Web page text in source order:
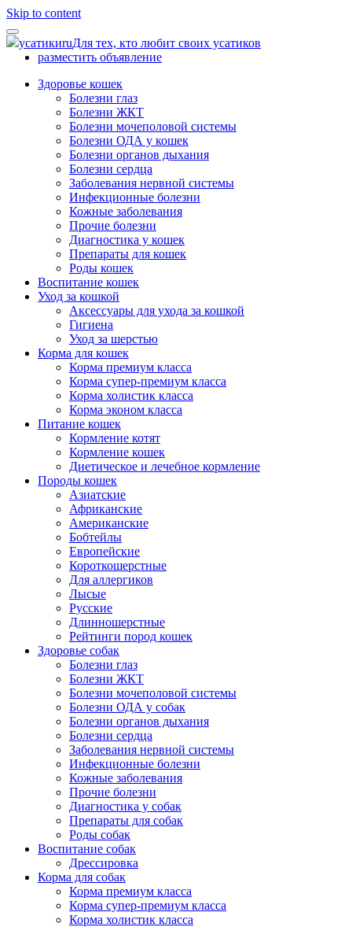
Skip to content
усатикиruДля тех, кто любит своих усатиков
разместить объявление
Здоровье кошек
Болезни глаз
Болезни ЖКТ
Болезни мочеполовой системы
Болезни ОДА у кошек
Болезни органов дыхания
Болезни сердца
Заболевания нервной системы
Инфекционные болезни
Кожные заболевания
Прочие болезни
Диагностика у кошек
Препараты для кошек
Роды кошек
Воспитание кошек
Уход за кошкой
Аксессуары для ухода за кошкой
Гигиена
Уход за шерстью
Корма для кошек
Корма премиум класса
Корма супер-премиум класса
Корма холистик класса
Корма эконом класса
Питание кошек
Кормление котят
Кормление кошек
Диетическое и лечебное кормление
Породы кошек
Азиатские
Африканские
Американские
Бобтейлы
Европейские
Короткошерстные
Для аллергиков
Лысые
Русские
Длинношерстные
Рейтинги пород кошек
Здоровье собак
Болезни глаз
Болезни ЖКТ
Болезни мочеполовой системы
Болезни ОДА у собак
Болезни органов дыхания
Болезни сердца
Заболевания нервной системы
Инфекционные болезни
Кожные заболевания
Прочие болезни
Диагностика у собак
Препараты для собак
Роды собак
Воспитание собак
Дрессировка
Корма для собак
Корма премиум класса
Корма супер-премиум класса
Корма холистик класса